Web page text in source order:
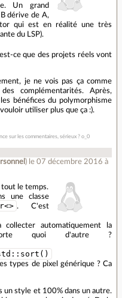
Un grand
dérive de A,
qui est en réalité une très
du LSP).
ce que des projets réels vont
je ne vois pas ça comme
complémentarités. Après,
bénéfices du polymorphisme
utiliser plus que ça :).
sur les commentaires, sérieux ? o_0
) le 07 décembre 2016 à
tout le temps.
une classe
. C'est
automatiquement la
quoi d'autre ?
types de pixel générique ? Ca
un style et 100% dans un autre.